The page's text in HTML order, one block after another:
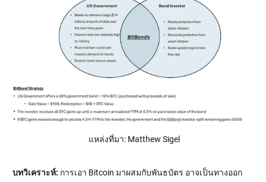
แหล่งที่มา: Matthew Sigel
บทวิเคราะห์: การเอา Bitcoin มาผสมกับพันธบัตร อาจเป็นทางออก